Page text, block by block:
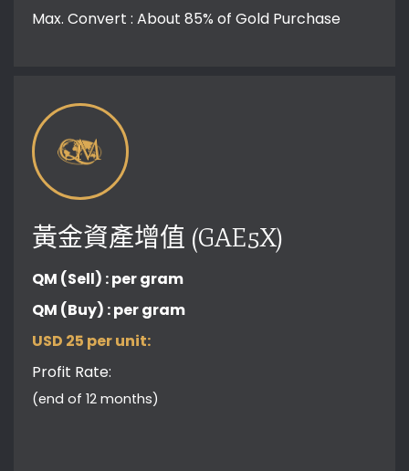
Max. Convert : About 85% of Gold Purchase
黃金資產增值 (GAE5X)
QM (Sell) :per gram
QM (Buy) :per gram
USD 25 per unit:
Profit Rate:
(end of 12 months)